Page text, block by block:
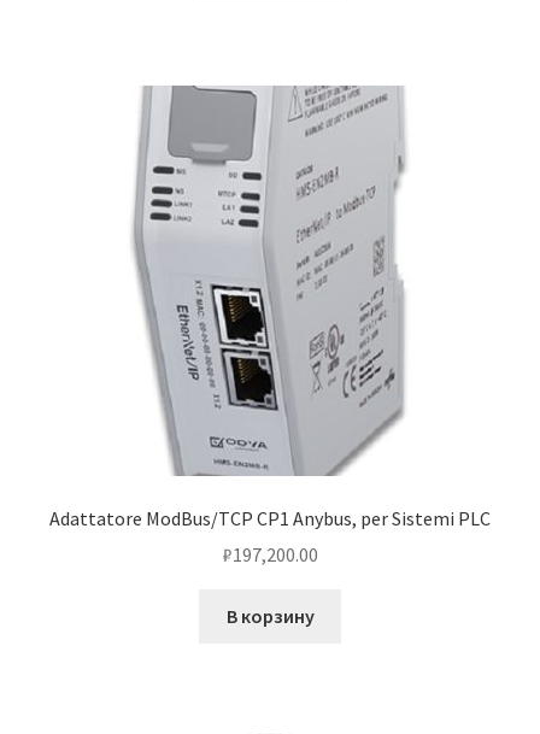
Adattatore ModBus/TCP CP1 Anybus, per Sistemi PLC
₽197,200.00
В корзину